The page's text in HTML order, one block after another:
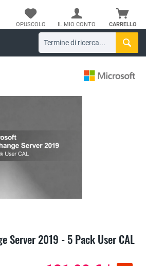
CARRELLO
OPUSCOLO IL MIO CONTO
Server 2019 - 5 Pack User CAL